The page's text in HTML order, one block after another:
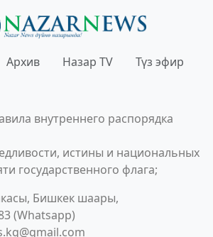
Архив Назар TV Түз эфир
внутреннего распорядка
истины и национальных
государственного флага;
Бишкек шаары,
(Whatsapp)